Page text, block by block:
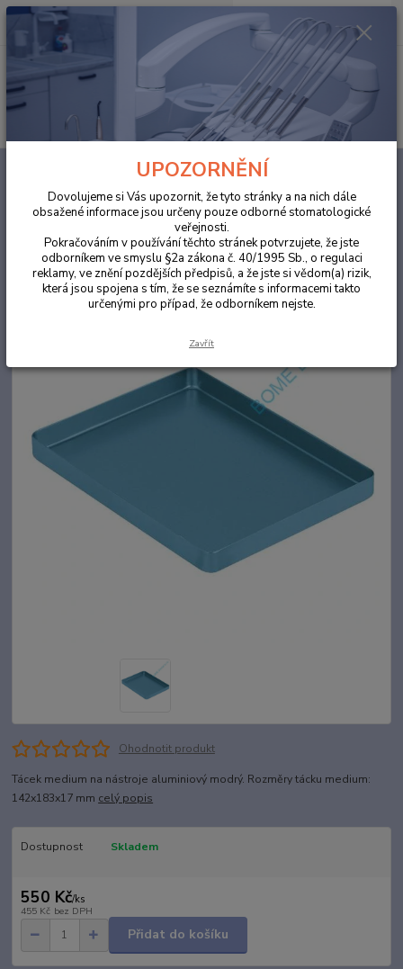
Hledat
za 0,00 Kč
Dezinfekce Tácky na nátroje
Tácek pro nástroje ALU medium
142x183x17 modrý
Ohodnotit produkt
Tácek medium na nástroje aluminiový modrý. Rozměry tácku medium:
142x183x17 mm celý popis
Dostupnost Skladem
550 Kč/ks
455 Kč bez DPH
Přidat do košíku
UPOZORNĚNÍ
Dovolujeme si Vás upozornit, že tyto stránky a na nich dále
obsažené informace jsou určeny pouze odborné stomatologické
veřejnosti.
Pokračováním v používání těchto stránek potvrzujete, že jste
odborníkem ve smyslu §2a zákona č. 40/1995 Sb., o regulaci
reklamy, ve znění pozdějších předpisů, a že jste si vědom(a) rizik,
která jsou spojena s tím, že se seznámíte s informacemi takto
určenými pro případ, že odborníkem nejste.
Zavřít